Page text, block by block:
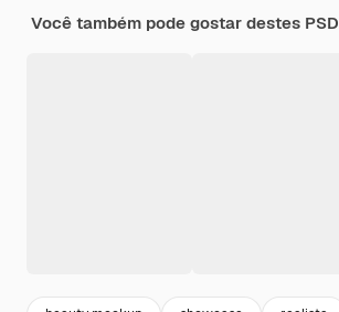
Você também pode gostar destes PSD